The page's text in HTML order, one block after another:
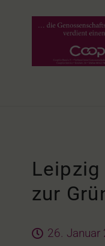
zur
26. Januar